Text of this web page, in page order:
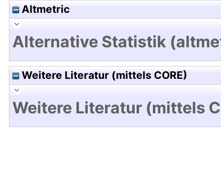
Altmetric
Alternative Statistik
Weitere Literatur (mittels CORE)
Weitere Literatur (mittels